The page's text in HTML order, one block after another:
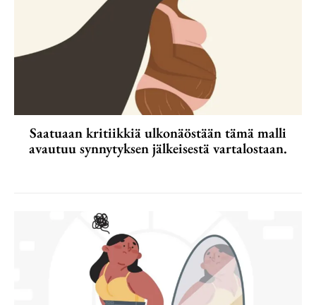
Saatuaan kritiikkiä ulkonäöstään tämä malli
avautuu synnytyksen jälkeisestä vartalostaan.